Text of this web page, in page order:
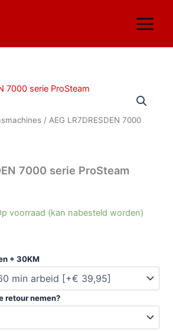
/ AEG LR7DRESDEN 7000
7000 serie ProSteam
voorraad (kan nabesteld worden)
+ 30KM
retour nemen?